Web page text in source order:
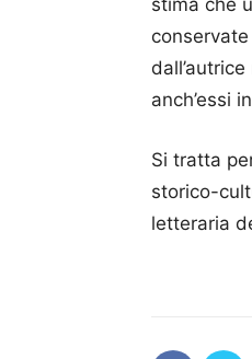
anch’essi
Si tratta
storico-
letteraria